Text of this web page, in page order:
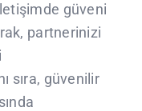
güveni
partnerinizi
sıra, güvenilir